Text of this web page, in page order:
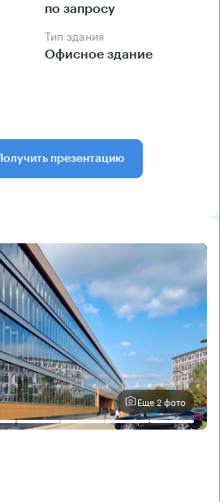
по запросу
Тип здания
Офисное здание
Получить презентацию
Еще 2 фото